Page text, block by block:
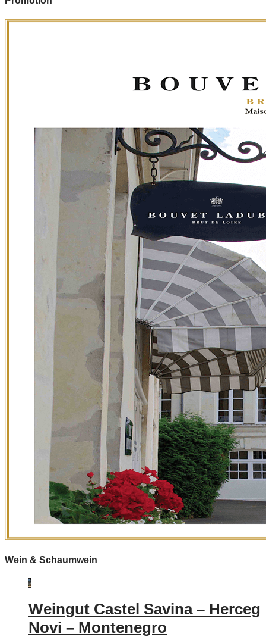
Wein & Schaumwein
Weingut Castel Savina – Herceg
Novi – Montenegro